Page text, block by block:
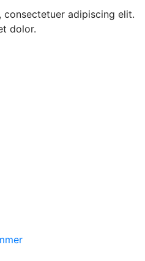
adipiscing elit.
dolor.